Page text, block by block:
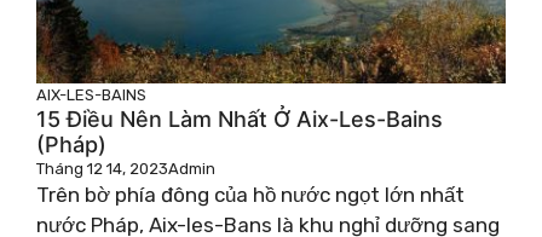
AIX-LES-BAINS
15 Điều Nên Làm Nhất Ở Aix-Les-Bains
(Pháp)
Tháng 12 14, 2023Admin
Trên bờ phía đông của hồ nước ngọt lớn nhất
nước Pháp, Aix-les-Bans là khu nghỉ dưỡng sang